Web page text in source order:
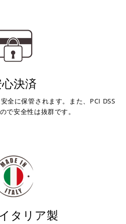
決済
全に保管されます。また、PCI DSS
で安全性は抜群です。
タリア製